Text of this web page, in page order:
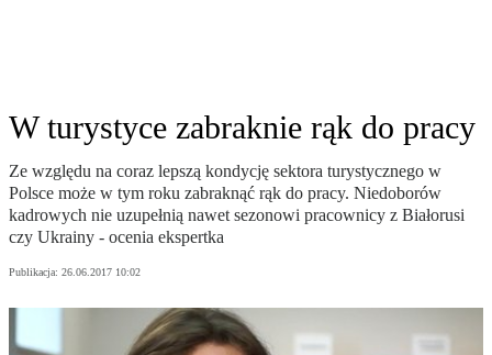
W turystyce zabraknie rąk do pracy
Ze względu na coraz lepszą kondycję sektora turystycznego w
Polsce może w tym roku zabraknąć rąk do pracy. Niedoborów
kadrowych nie uzupełnią nawet sezonowi pracownicy z Białorusi
czy Ukrainy - ocenia ekspertka
Publikacja: 26.06.2017 10:02